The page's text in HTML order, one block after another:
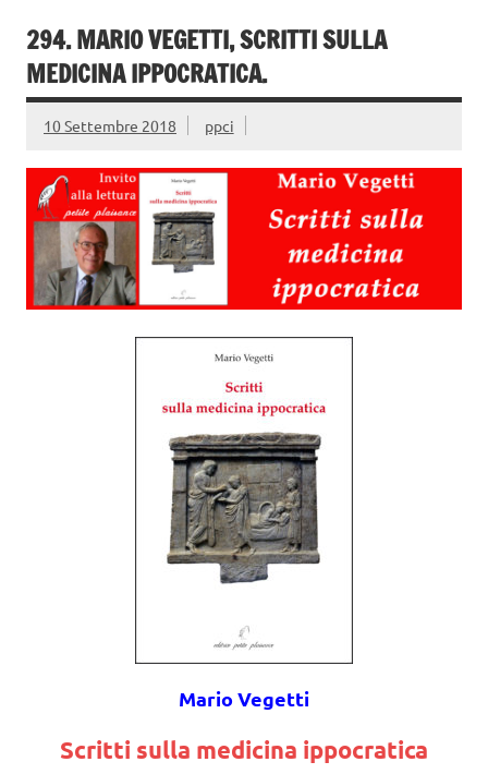
294. MARIO VEGETTI, SCRITTI SULLA
MEDICINA IPPOCRATICA.
10 Settembre 2018 ppci
Mario Vegetti
Scritti sulla medicina ippocratica